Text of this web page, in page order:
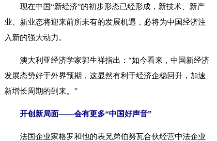
现在中国“新经济”的初步形态已经形成，新技术、新产
业、新业态将迎来前所未有的发展机遇，必将为中国经济注
入新的强大动力。
澳大利亚经济学家郭生祥指出：“如今看来，中国新经济
发展态势好于外界预期，这显然有利于经济企稳回升，加速
新增长周期的到来。”
开创新局面——会有更多“中国好声音”
法国企业家格罗和他的表兄弟伯努瓦合伙经营中法企业